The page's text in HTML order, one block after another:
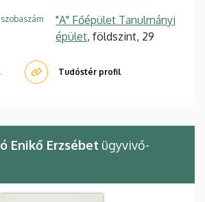
"A" Főépület Tanulmányi
épület, földszint, 29
Tudóstér profil
Enikő Erzsébet ügyvivő-